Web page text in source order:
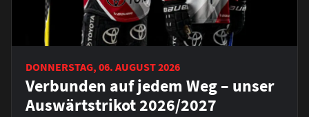
DONNERSTAG, 06. AUGUST 2026
Verbunden auf jedem Weg – unser
Auswärtstrikot 2026/2027